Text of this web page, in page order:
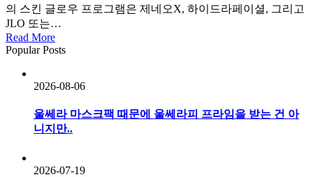
라
페
이
의 스킨 글로우 프로그램은 제네오X, 하이드라페이셜, 그리고
JLO 또는…
Read More
Popular Posts
2026-08-06
울쎄라 마스크팩 때문에 울쎄라피 프라임을 받는 건 아
니지만..
2026-07-19